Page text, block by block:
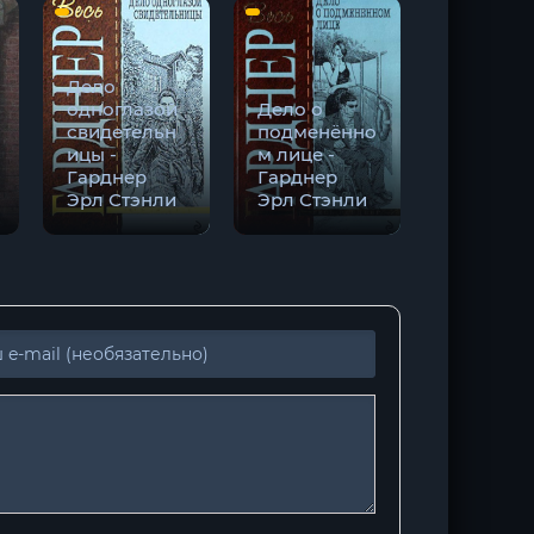
Дело
одноглазой
свидетельн
ицы -
Гарднер
Эрл Стэнли
Дело о
подменённо
м лице -
Гарднер
Эрл Стэнли